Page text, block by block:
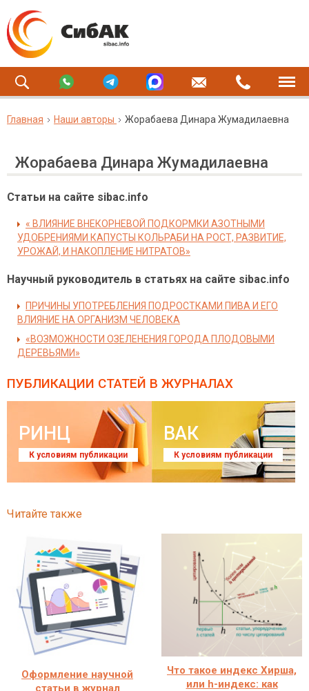
Главная Наши авторы Жорабаева Динара Жумадилаевна
Жорабаева Динара Жумадилаевна
Статьи на сайте sibac.info
« ВЛИЯНИЕ ВНЕКОРНЕВОЙ ПОДКОРМКИ АЗОТНЫМИ
УДОБРЕНИЯМИ КАПУСТЫ КОЛЬРАБИ НА РОСТ, РАЗВИТИЕ,
УРОЖАЙ, И НАКОПЛЕНИЕ НИТРАТОВ»
Научный руководитель в статьях на сайте sibac.info
ПРИЧИНЫ УПОТРЕБЛЕНИЯ ПОДРОСТКАМИ ПИВА И ЕГО
ВЛИЯНИЕ НА ОРГАНИЗМ ЧЕЛОВЕКА
«ВОЗМОЖНОСТИ ОЗЕЛЕНЕНИЯ ГОРОДА ПЛОДОВЫМИ
ДЕРЕВЬЯМИ»
ПУБЛИКАЦИИ СТАТЕЙ В ЖУРНАЛАХ
РИНЦ
К условиям публикации
ВАК
К условиям публикации
Читайте также
Оформление научной
статьи в журнал
Что такое индекс Хирша,
или h-индекс: как